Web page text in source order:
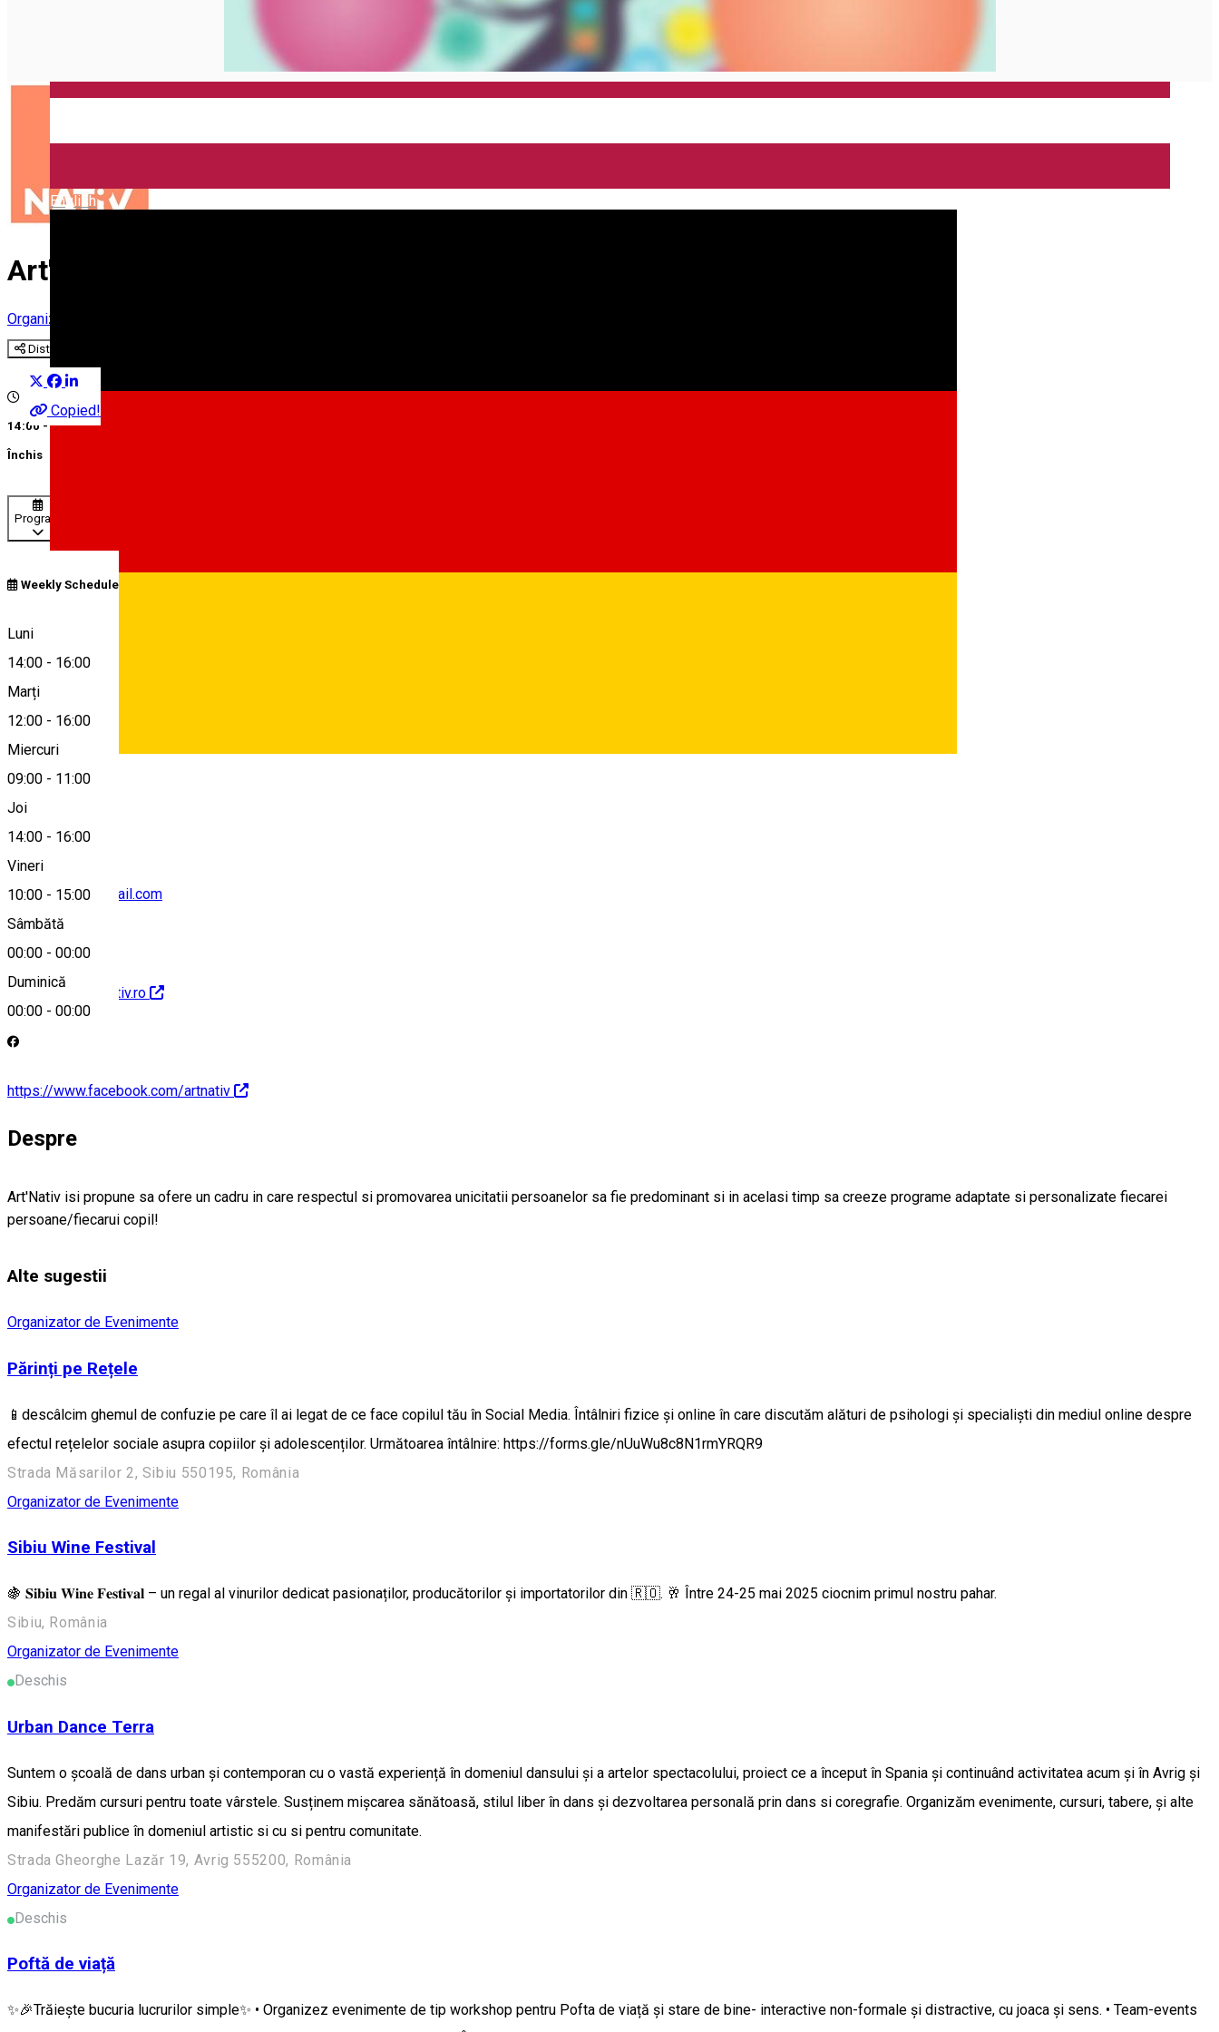
English
Art'Nativ
Organizator de Evenimente
Distribuie
Copied!
14:00 - 16:00
Închis
Program
Weekly Schedule
Luni
14:00 - 16:00
Marți
12:00 - 16:00
Miercuri
09:00 - 11:00
Joi
14:00 - 16:00
Vineri
10:00 - 15:00
Sâmbătă
00:00 - 00:00
Duminică
00:00 - 00:00
Strada Constantin Noica 10, Sibiu
Hartă
burnetelaura@gmail.com
http://www.art-nativ.ro
https://www.facebook.com/artnativ
Despre
Art'Nativ isi propune sa ofere un cadru in care respectul si promovarea unicitatii persoanelor sa fie predominant si in acelasi timp sa creeze programe adaptate si personalizate fiecarei
persoane/fiecarui copil!
Alte sugestii
Organizator de Evenimente
Părinți pe Rețele
📱descâlcim ghemul de confuzie pe care îl ai legat de ce face copilul tău în Social Media. Întâlniri fizice și online în care discutăm alături de psihologi și specialiști din mediul online despre
efectul rețelelor sociale asupra copiilor și adolescenților. Următoarea întâlnire: https://forms.gle/nUuWu8c8N1rmYRQR9
Strada Măsarilor 2, Sibiu 550195, România
Organizator de Evenimente
Sibiu Wine Festival
🍇 𝐒𝐢𝐛𝐢𝐮 𝐖𝐢𝐧𝐞 𝐅𝐞𝐬𝐭𝐢𝐯𝐚𝐥 – un regal al vinurilor dedicat pasionaților, producătorilor și importatorilor din 🇷🇴. 🥂 Între 24-25 mai 2025 ciocnim primul nostru pahar.
Sibiu, România
Organizator de Evenimente
Deschis
Urban Dance Terra
Suntem o școală de dans urban și contemporan cu o vastă experiență în domeniul dansului și a artelor spectacolului, proiect ce a început în Spania și continuând activitatea acum și în Avrig și
Sibiu. Predăm cursuri pentru toate vârstele. Susținem mișcarea sănătoasă, stilul liber în dans și dezvoltarea personală prin dans si coregrafie. Organizăm evenimente, cursuri, tabere, și alte
manifestări publice în domeniul artistic si cu si pentru comunitate.
Strada Gheorghe Lazăr 19, Avrig 555200, România
Organizator de Evenimente
Deschis
Poftă de viață
✨🎉Trăiește bucuria lucrurilor simple✨ • Organizez evenimente de tip workshop pentru Pofta de viață și stare de bine- interactive non-formale și distractive, cu joaca și sens. • Team-events